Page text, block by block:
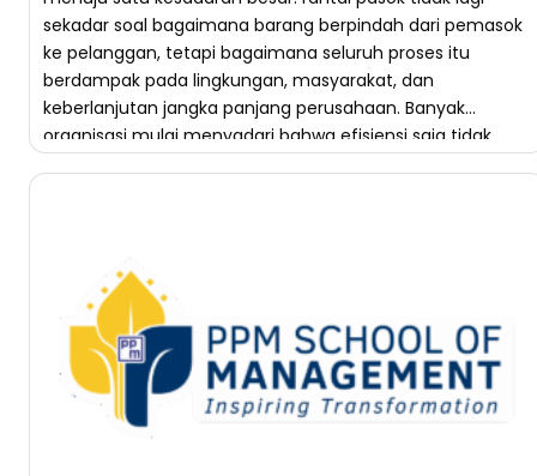
sekadar soal bagaimana barang berpindah dari pemasok
ke pelanggan, tetapi bagaimana seluruh proses itu
berdampak pada lingkungan, masyarakat, dan
keberlanjutan jangka panjang perusahaan. Banyak
organisasi mulai menyadari bahwa efisiensi saja tidak